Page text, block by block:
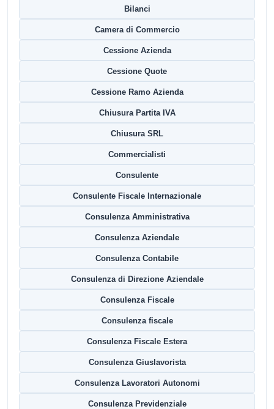
Bilanci
Camera di Commercio
Cessione Azienda
Cessione Quote
Cessione Ramo Azienda
Chiusura Partita IVA
Chiusura SRL
Commercialisti
Consulente
Consulente Fiscale Internazionale
Consulenza Amministrativa
Consulenza Aziendale
Consulenza Contabile
Consulenza di Direzione Aziendale
Consulenza Fiscale
Consulenza fiscale
Consulenza Fiscale Estera
Consulenza Giuslavorista
Consulenza Lavoratori Autonomi
Consulenza Previdenziale